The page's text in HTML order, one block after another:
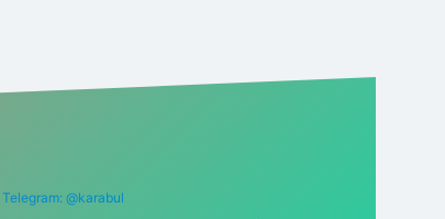
Telegram: @karabul